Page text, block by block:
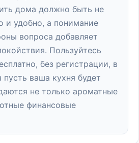
дома должно быть не
и удобно, а понимание
вопроса добавляет
Пользуйтесь
без регистрации, в
ваша кухня будет
не только ароматные
финансовые